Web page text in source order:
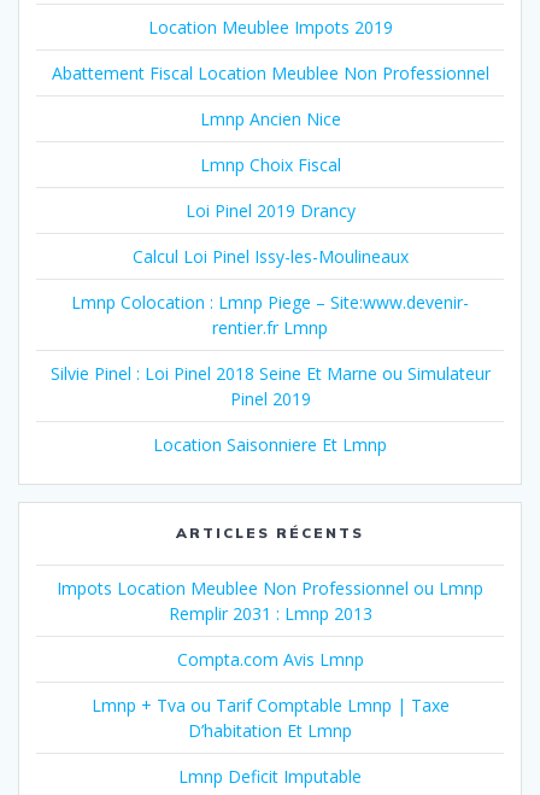
Location Meublee Impots 2019
Abattement Fiscal Location Meublee Non Professionnel
Lmnp Ancien Nice
Lmnp Choix Fiscal
Loi Pinel 2019 Drancy
Calcul Loi Pinel Issy-les-Moulineaux
Lmnp Colocation : Lmnp Piege – Site:www.devenir-
rentier.fr Lmnp
Silvie Pinel : Loi Pinel 2018 Seine Et Marne ou Simulateur
Pinel 2019
Location Saisonniere Et Lmnp
ARTICLES RÉCENTS
Impots Location Meublee Non Professionnel ou Lmnp
Remplir 2031 : Lmnp 2013
Compta.com Avis Lmnp
Lmnp + Tva ou Tarif Comptable Lmnp | Taxe
D’habitation Et Lmnp
Lmnp Deficit Imputable